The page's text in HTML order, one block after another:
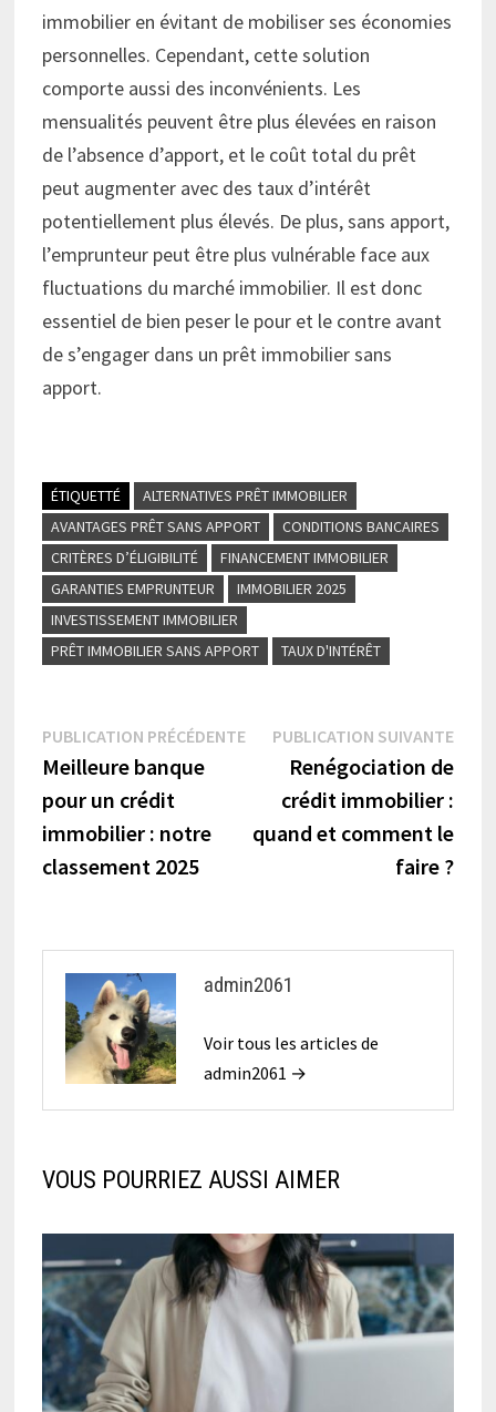
immobilier en évitant de mobiliser ses économies
personnelles. Cependant, cette solution
comporte aussi des inconvénients. Les
mensualités peuvent être plus élevées en raison
de l’absence d’apport, et le coût total du prêt
peut augmenter avec des taux d’intérêt
potentiellement plus élevés. De plus, sans apport,
l’emprunteur peut être plus vulnérable face aux
fluctuations du marché immobilier. Il est donc
essentiel de bien peser le pour et le contre avant
de s’engager dans un prêt immobilier sans
apport.
ÉTIQUETTÉ
ALTERNATIVES PRÊT IMMOBILIER
AVANTAGES PRÊT SANS APPORT
CONDITIONS BANCAIRES
CRITÈRES D’ÉLIGIBILITÉ
FINANCEMENT IMMOBILIER
GARANTIES EMPRUNTEUR
IMMOBILIER 2025
INVESTISSEMENT IMMOBILIER
PRÊT IMMOBILIER SANS APPORT
TAUX D'INTÉRÊT
Navigation
de
l’article
PUBLICATION PRÉCÉDENTEPublication
précédente :
Meilleure banque
pour un crédit
immobilier : notre
classement 2025
PUBLICATION SUIVANTE
Renégociation de
crédit immobilier :
quand et comment le
faire ?
admin2061
Voir tous les articles de
admin2061 →
VOUS POURRIEZ AUSSI AIMER